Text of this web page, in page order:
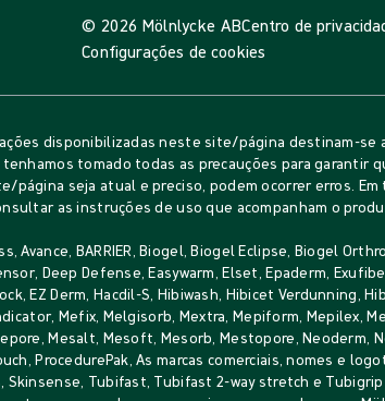
© 2026 Mölnlycke ABCentro de
Configurações de cookies
disponibilizadas neste site/página destinam-se
tomado todas as precauções para garantir
página seja atual e preciso, podem ocorrer erros. Em
as instruções de uso que acompanham o
Avance, BARRIER, Biogel, Biogel Eclipse, Biogel
Deep Defense, Easywarm, Elset, Epaderm,
EZ Derm, Hacdil-S, Hibiwash, Hibicet Verdunning,
Mefix, Melgisorb, Mextra, Mepiform, Mepilex,
Mesalt, Mesoft, Mesorb, Mestopore, Neoderm,
ProcedurePak, As marcas comerciais, nomes e
Skinsense, Tubifast, Tubifast 2-way stretch e